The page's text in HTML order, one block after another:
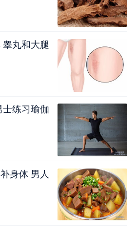
丸和大腿
士练习瑜伽
身体 男人